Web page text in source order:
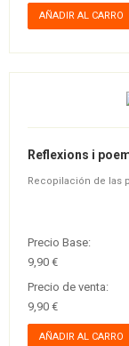
Reflexions i
Recopilación de las
Precio Base:
9,90 €
Precio de venta:
9,90 €